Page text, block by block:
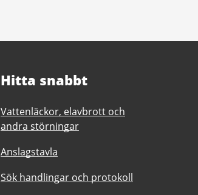
Hitta snabbt
Vattenläckor, elavbrott och
andra störningar
Anslagstavla
Sök handlingar och protokoll